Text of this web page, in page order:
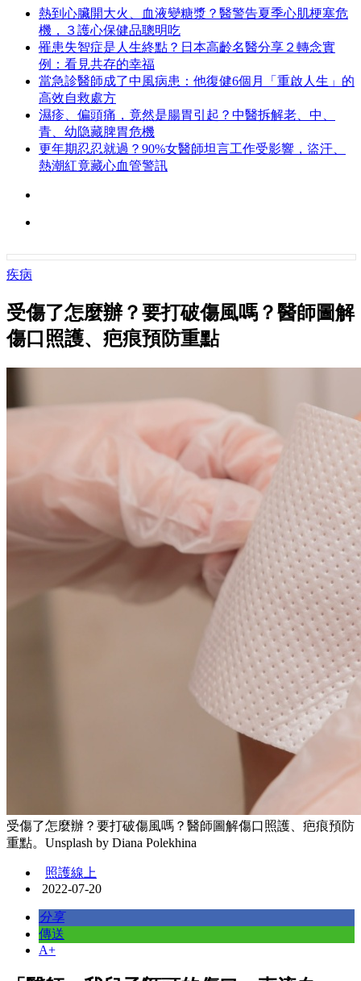
熱到心臟開大火、血液變糖漿？醫警告夏季心肌梗塞危
機，３護心保健品聰明吃
罹患失智症是人生終點？日本高齡名醫分享２轉念實
例：看見共存的幸福
當急診醫師成了中風病患：他復健6個月「重啟人生」的
高效自救處方
濕疹、偏頭痛，竟然是腸胃引起？中醫拆解老、中、
青、幼隐藏脾胃危機
更年期忍忍就過？90%女醫師坦言工作受影響，盜汗、
熱潮紅竟藏心血管警訊
疾病
受傷了怎麼辦？要打破傷風嗎？醫師圖解
傷口照護、疤痕預防重點
受傷了怎麼辦？要打破傷風嗎？醫師圖解傷口照護、疤痕預防
重點。Unsplash by Diana Polekhina
照護線上
2022-07-20
分享
傳送
A+